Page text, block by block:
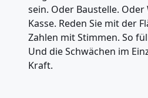
sein. Oder Baustelle.
Kasse. Reden Sie mit der
Zahlen mit Stimmen. So
Und die Schwächen im
Kraft.